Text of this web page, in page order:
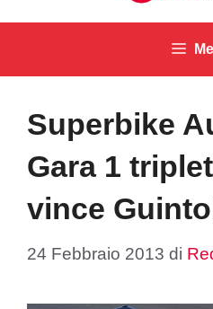
contenuto
Superbike
Gara 1
vince
24 Febbraio 2013 di